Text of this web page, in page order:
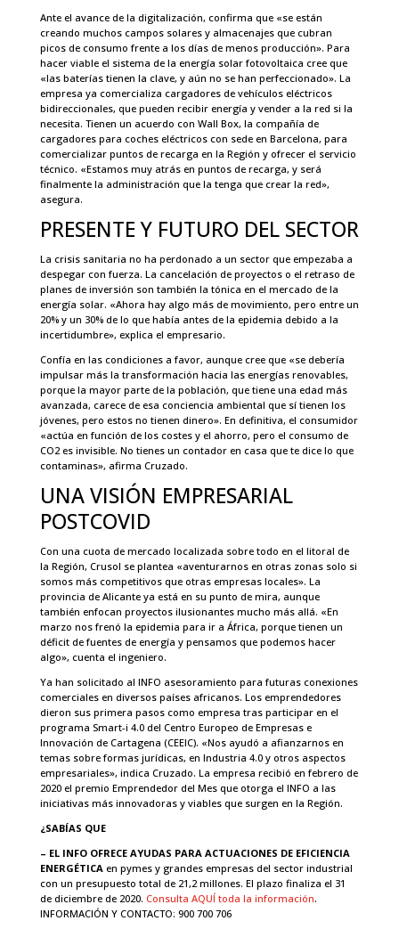
Ante el avance de la digitalización, confirma que «se están
creando muchos campos solares y almacenajes que cubran
picos de consumo frente a los días de menos producción». Para
hacer viable el sistema de la energía solar fotovoltaica cree que
«las baterías tienen la clave, y aún no se han perfeccionado». La
empresa ya comercializa cargadores de vehículos eléctricos
bidireccionales, que pueden recibir energía y vender a la red si la
necesita. Tienen un acuerdo con Wall Box, la compañía de
cargadores para coches eléctricos con sede en Barcelona, para
comercializar puntos de recarga en la Región y ofrecer el servicio
técnico. «Estamos muy atrás en puntos de recarga, y será
finalmente la administración que la tenga que crear la red»,
asegura.
PRESENTE Y FUTURO DEL SECTOR
La crisis sanitaria no ha perdonado a un sector que empezaba a
despegar con fuerza. La cancelación de proyectos o el retraso de
planes de inversión son también la tónica en el mercado de la
energía solar. «Ahora hay algo más de movimiento, pero entre un
20% y un 30% de lo que había antes de la epidemia debido a la
incertidumbre», explica el empresario.
Confía en las condiciones a favor, aunque cree que «se debería
impulsar más la transformación hacia las energías renovables,
porque la mayor parte de la población, que tiene una edad más
avanzada, carece de esa conciencia ambiental que sí tienen los
jóvenes, pero estos no tienen dinero». En definitiva, el consumidor
«actúa en función de los costes y el ahorro, pero el consumo de
CO2 es invisible. No tienes un contador en casa que te dice lo que
contaminas», afirma Cruzado.
UNA VISIÓN EMPRESARIAL
POSTCOVID
Con una cuota de mercado localizada sobre todo en el litoral de
la Región, Crusol se plantea «aventurarnos en otras zonas solo si
somos más competitivos que otras empresas locales». La
provincia de Alicante ya está en su punto de mira, aunque
también enfocan proyectos ilusionantes mucho más allá. «En
marzo nos frenó la epidemia para ir a África, porque tienen un
déficit de fuentes de energía y pensamos que podemos hacer
algo», cuenta el ingeniero.
Ya han solicitado al INFO asesoramiento para futuras conexiones
comerciales en diversos países africanos. Los emprendedores
dieron sus primera pasos como empresa tras participar en el
programa Smart-i 4.0 del Centro Europeo de Empresas e
Innovación de Cartagena (CEEIC). «Nos ayudó a afianzarnos en
temas sobre formas jurídicas, en Industria 4.0 y otros aspectos
empresariales», indica Cruzado. La empresa recibió en febrero de
2020 el premio Emprendedor del Mes que otorga el INFO a las
iniciativas más innovadoras y viables que surgen en la Región.
¿SABÍAS QUE
– EL INFO OFRECE AYUDAS PARA ACTUACIONES DE EFICIENCIA
ENERGÉTICAen pymes y grandes empresas del sector industrial
con un presupuesto total de 21,2 millones. El plazo finaliza el 31
de diciembre de 2020. Consulta AQUÍ toda la información.
INFORMACIÓN Y CONTACTO: 900 700 706